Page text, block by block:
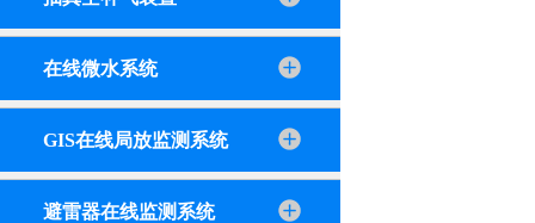
在线微水系统
GIS在线局放监测系统
避雷器在线监测系统